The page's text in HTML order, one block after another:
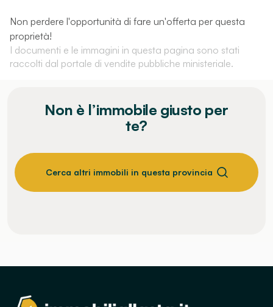
Non perdere l'opportunità di fare un'offerta per questa
proprietà!
I documenti e le immagini in questa pagina sono stati
raccolti dal portale di vendite pubbliche ministeriale.
Non è l’immobile giusto per
te?
Cerca altri immobili in questa provincia